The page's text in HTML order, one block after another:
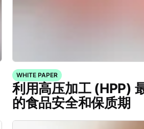
WHITE PAPER
利用高压加工 (HPP)
的食品安全和保质期